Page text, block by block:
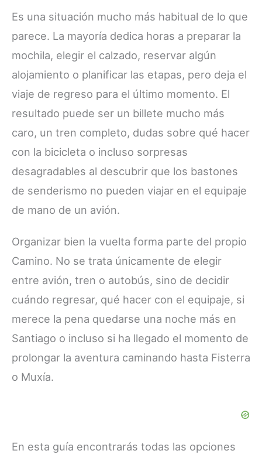
Es una situación mucho más habitual de lo que
parece. La mayoría dedica horas a preparar la
mochila, elegir el calzado, reservar algún
alojamiento o planificar las etapas, pero deja el
viaje de regreso para el último momento. El
resultado puede ser un billete mucho más
caro, un tren completo, dudas sobre qué hacer
con la bicicleta o incluso sorpresas
desagradables al descubrir que los bastones
de senderismo no pueden viajar en el equipaje
de mano de un avión.
Organizar bien la vuelta forma parte del propio
Camino. No se trata únicamente de elegir
entre avión, tren o autobús, sino de decidir
cuándo regresar, qué hacer con el equipaje, si
merece la pena quedarse una noche más en
Santiago o incluso si ha llegado el momento de
prolongar la aventura caminando hasta Fisterra
o Muxía.
En esta guía encontrarás todas las opciones